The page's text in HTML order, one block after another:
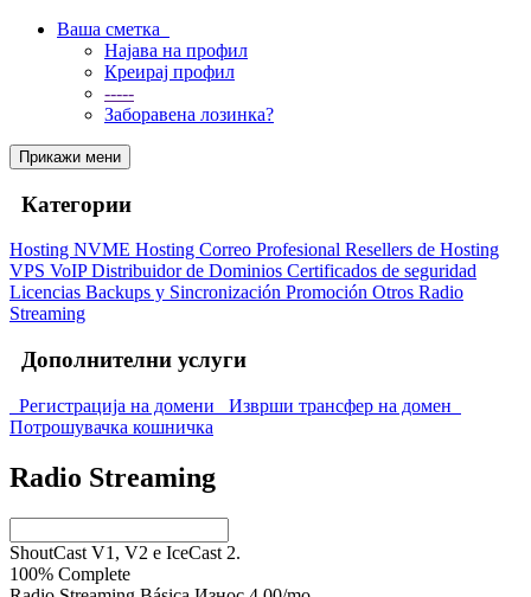
Ваша сметка
Најава на профил
Креирај профил
-----
Заборавена лозинка?
Прикажи мени
Категории
Hosting NVME Hosting Correo Profesional Resellers de Hosting
VPS VoIPDistribuidor de Dominios Certificados de seguridad
Licencias Backups y Sincronización Promoción Otros Radio
Streaming
Дополнителни услуги
Регистрација на домени
Изврши трансфер на домен
Потрошувачка кошничка
Radio Streaming
ShoutCast V1, V2 e IceCast 2.
100% Complete